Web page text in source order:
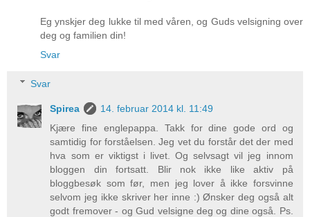
Eg ynskjer deg lukke til med våren, og Guds velsigning over
deg og familien din!
Svar
Svar
Spirea
14. februar 2014 kl. 11:49
Kjære fine englepappa. Takk for dine gode ord og
samtidig for forståelsen. Jeg vet du forstår det der med
hva som er viktigst i livet. Og selvsagt vil jeg innom
bloggen din fortsatt. Blir nok ikke like aktiv på
bloggbesøk som før, men jeg lover å ikke forsvinne
selvom jeg ikke skriver her inne :) Ønsker deg også alt
godt fremover - og Gud velsigne deg og dine også. Ps.